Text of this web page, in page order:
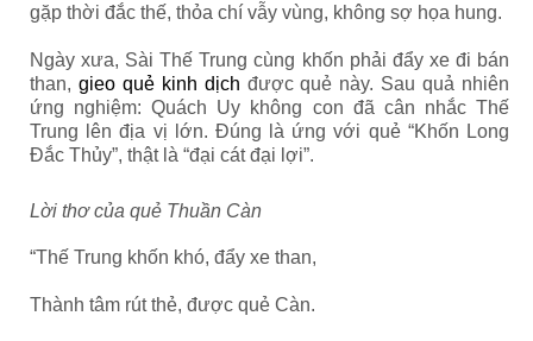
gặp thời đắc thế, thỏa chí vẫy vùng, không sợ họa hung.
Ngày xưa, Sài Thế Trung cùng khốn phải đẩy xe đi bán
than, gieo quẻ kinh dịch được quẻ này. Sau quả nhiên
ứng nghiệm: Quách Uy không con đã cân nhắc Thế
Trung lên địa vị lớn. Đúng là ứng với quẻ “Khốn Long
Đắc Thủy”, thật là “đại cát đại lợi”.
Lời thơ của quẻ Thuần Càn
“Thế Trung khốn khó, đẩy xe than,
Thành tâm rút thẻ, được quẻ Càn.